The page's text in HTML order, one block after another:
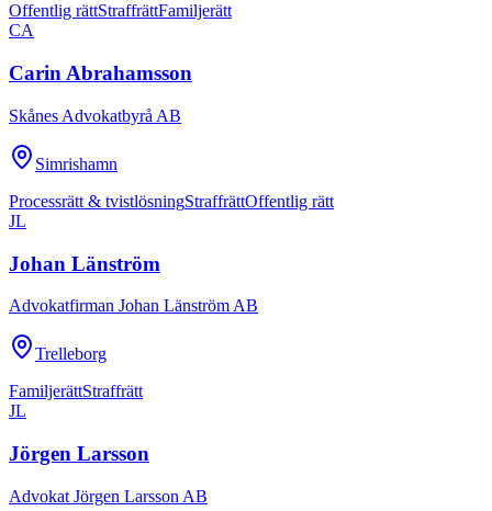
Offentlig rättStraffrättFamiljerätt
CA
Carin Abrahamsson
Skånes Advokatbyrå AB
Simrishamn
Processrätt & tvistlösningStraffrättOffentlig rätt
JL
Johan Länström
Advokatfirman Johan Länström AB
Trelleborg
FamiljerättStraffrätt
JL
Jörgen Larsson
Advokat Jörgen Larsson AB